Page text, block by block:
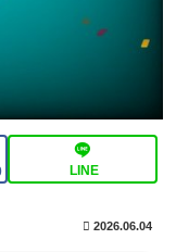
せると、どうなる
LINE
2026.06.04